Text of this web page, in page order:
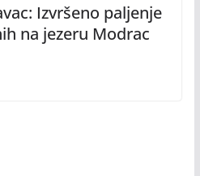
Izvršeno paljenje
na jezeru Modrac